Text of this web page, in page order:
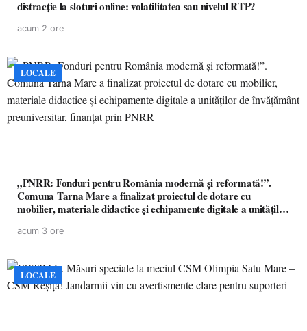
distracție la sloturi online: volatilitatea sau nivelul RTP?
acum 2 ore
LOCALE
„PNRR: Fonduri pentru România modernă și reformată!”.
Comuna Tarna Mare a finalizat proiectul de dotare cu
mobilier, materiale didactice și echipamente digitale a unităților
acum 3 ore
LOCALE